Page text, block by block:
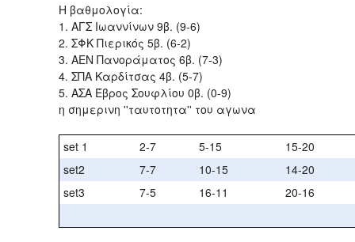
Η βαθμολογία:
1. ΑΓΣ Ιωαννίνων 9β. (9-6)
2. ΣΦΚ Πιερικός 5β. (6-2)
3. ΑΕΝ Πανοράματος 6β. (7-3)
4. ΣΠΑ Καρδίτσας 4β. (5-7)
5. ΑΣΑ Έβρος Σουφλίου 0β. (0-9)
η σημερινη ''ταυτοτητα'' του αγωνα
set 1 2-7 5-15
15-20
set2
7-7 10-15
14-20
set3
7-5 16-11 20-16